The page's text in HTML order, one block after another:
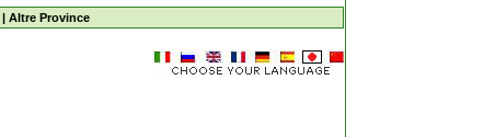
| Altre Province